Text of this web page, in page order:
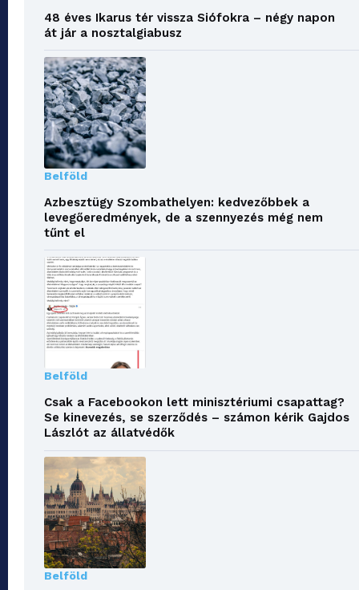
48 éves Ikarus tér vissza Siófokra – négy napon
át jár a nosztalgiabusz
Belföld
Azbesztügy Szombathelyen: kedvezőbbek a
levegőeredmények, de a szennyezés még nem
tűnt el
Belföld
Csak a Facebookon lett minisztériumi csapattag?
Se kinevezés, se szerződés – számon kérik Gajdos
Lászlót az állatvédők
Belföld